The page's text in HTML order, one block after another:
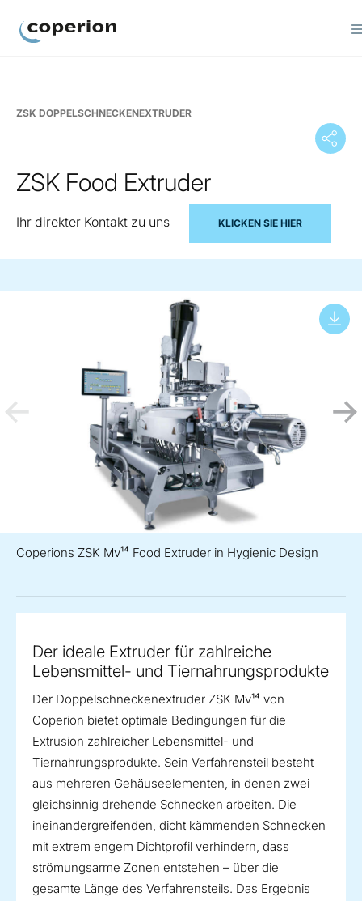
ZSK DOPPELSCHNECKENEXTRUDER
ZSK Food Extruder
Ihr direkter Kontakt zu uns KLICKEN SIE HIER
Coperions ZSK Mv¹⁴ Food Extruder in Hygienic Design
Der ideale Extruder für zahlreiche
Lebensmittel- und Tiernahrungsprodukte
Der Doppelschneckenextruder ZSK Mv¹⁴ von
Coperion bietet optimale Bedingungen für die
Extrusion zahlreicher Lebensmittel- und
Tiernahrungsprodukte. Sein Verfahrensteil besteht
aus mehreren Gehäuseelementen, in denen zwei
gleichsinnig drehende Schnecken arbeiten. Die
ineinandergreifenden, dicht kämmenden Schnecken
mit extrem engem Dichtprofil verhindern, dass
strömungsarme Zonen entstehen – über die
gesamte Länge des Verfahrensteils. Das Ergebnis